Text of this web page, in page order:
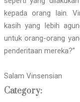
kepada orang lain.
kasih yang lebih
untuk orang-orang
penderitaan mereka?”
Salam Vinsensian
Category: